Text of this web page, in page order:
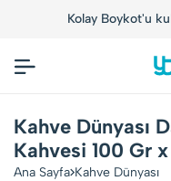
Kolay Boykot'u
Kahve Dünyası
Kahvesi 100 Gr
Ana Sayfa Kahve Dünyası